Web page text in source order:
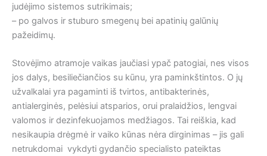
judėjimo sistemos sutrikimais;
– po galvos ir stuburo smegenų bei apatinių galūnių
pažeidimų.
Stovėjimo atramoje vaikas jaučiasi ypač patogiai, nes visos
jos dalys, besiliečiančios su kūnu, yra paminkštintos. O jų
užvalkalai yra pagaminti iš tvirtos, antibakterinės,
antialerginės, pelėsiui atsparios, orui pralaidžios, lengvai
valomos ir dezinfekuojamos medžiagos. Tai reiškia, kad
nesikaupia drėgmė ir vaiko kūnas nėra dirginimas – jis gali
netrukdomai vykdyti gydančio specialisto pateiktas